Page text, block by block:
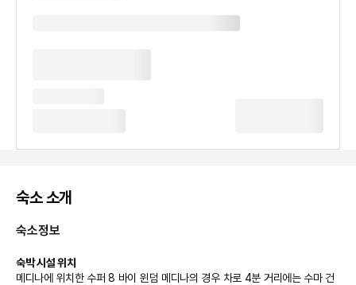
숙소 소개
숙소정보
숙박 시설 위치
메디나에 위치한 수퍼 8 바이 윈덤 메디나의 경우 차로 4분 거리에는 수마 건